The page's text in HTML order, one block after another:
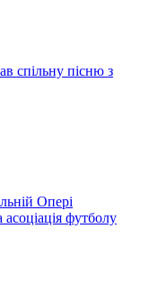
спільну пісню з
Опері
асоціація футболу